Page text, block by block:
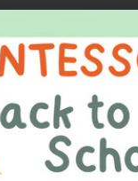
laboratori?
differenze tra
, qualità dello
Quel
si aprono,
un interesse.